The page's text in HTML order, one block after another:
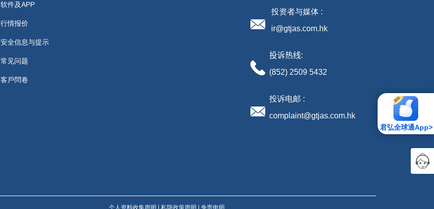
君弘全球通App>
软件及APP
行情报价
安全信息与提示
常见问题
客戶問卷
投资者与媒体 :
ir@gtjas.com.hk
投诉热线:
(852) 2509 5432
投诉电邮 :
complaint@gtjas.com.hk
个人资料收集声明 私隐政策声明 免责申明